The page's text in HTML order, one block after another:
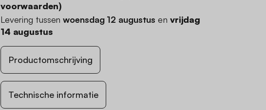
voorwaarden)
Levering tussenwoensdag 12 augustus en vrijdag
14 augustus
Productomschrijving
Technische informatie